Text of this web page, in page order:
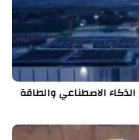
الاصطناعي والطاقة